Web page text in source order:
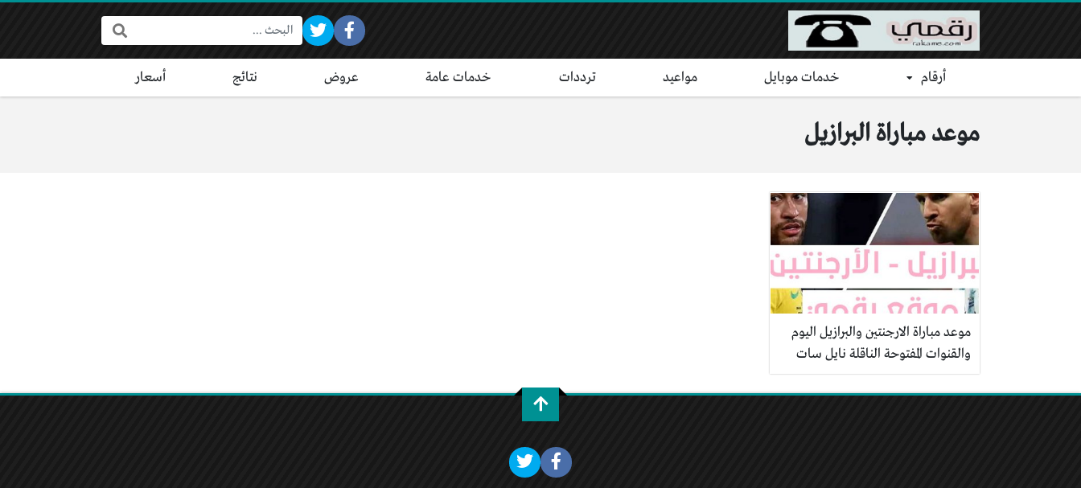
البحث:
أرقام خدمات موبايل مواعيد ترددات خدمات عامة عروض نتائج أسعار
موعد مباراة البرازيل
موعد مباراة الارجنتين والبرازيل اليوم
والقنوات المفتوحة الناقلة نايل سات